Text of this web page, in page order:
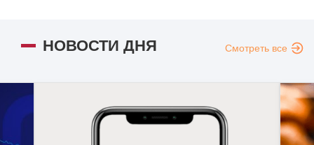
НОВОСТИ ДНЯ Смотреть все